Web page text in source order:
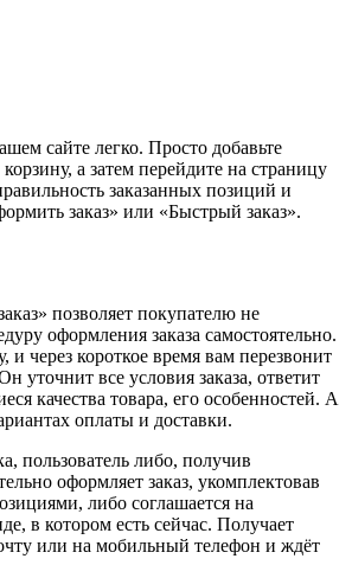
сайте легко. Просто добавьте
а затем перейдите на страницу
заказанных позиций и
заказ» или «Быстрый заказ».
позволяет покупателю не
оформления заказа самостоятельно.
и через короткое время вам перезвонит
уточнит все условия заказа, ответит
качества товара, его особенностей. А
оплаты и доставки.
пользователь либо, получив
оформляет заказ, укомплектовав
либо соглашается на
в котором есть сейчас. Получает
или на мобильный телефон и ждёт